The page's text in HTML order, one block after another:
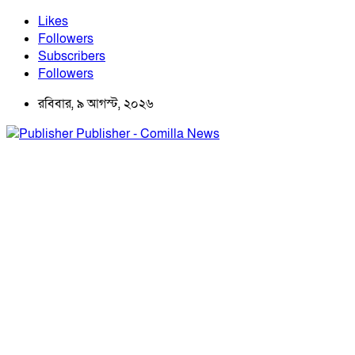
Likes
Followers
Subscribers
Followers
রবিবার, ৯ আগস্ট, ২০২৬
Publisher - Comilla News